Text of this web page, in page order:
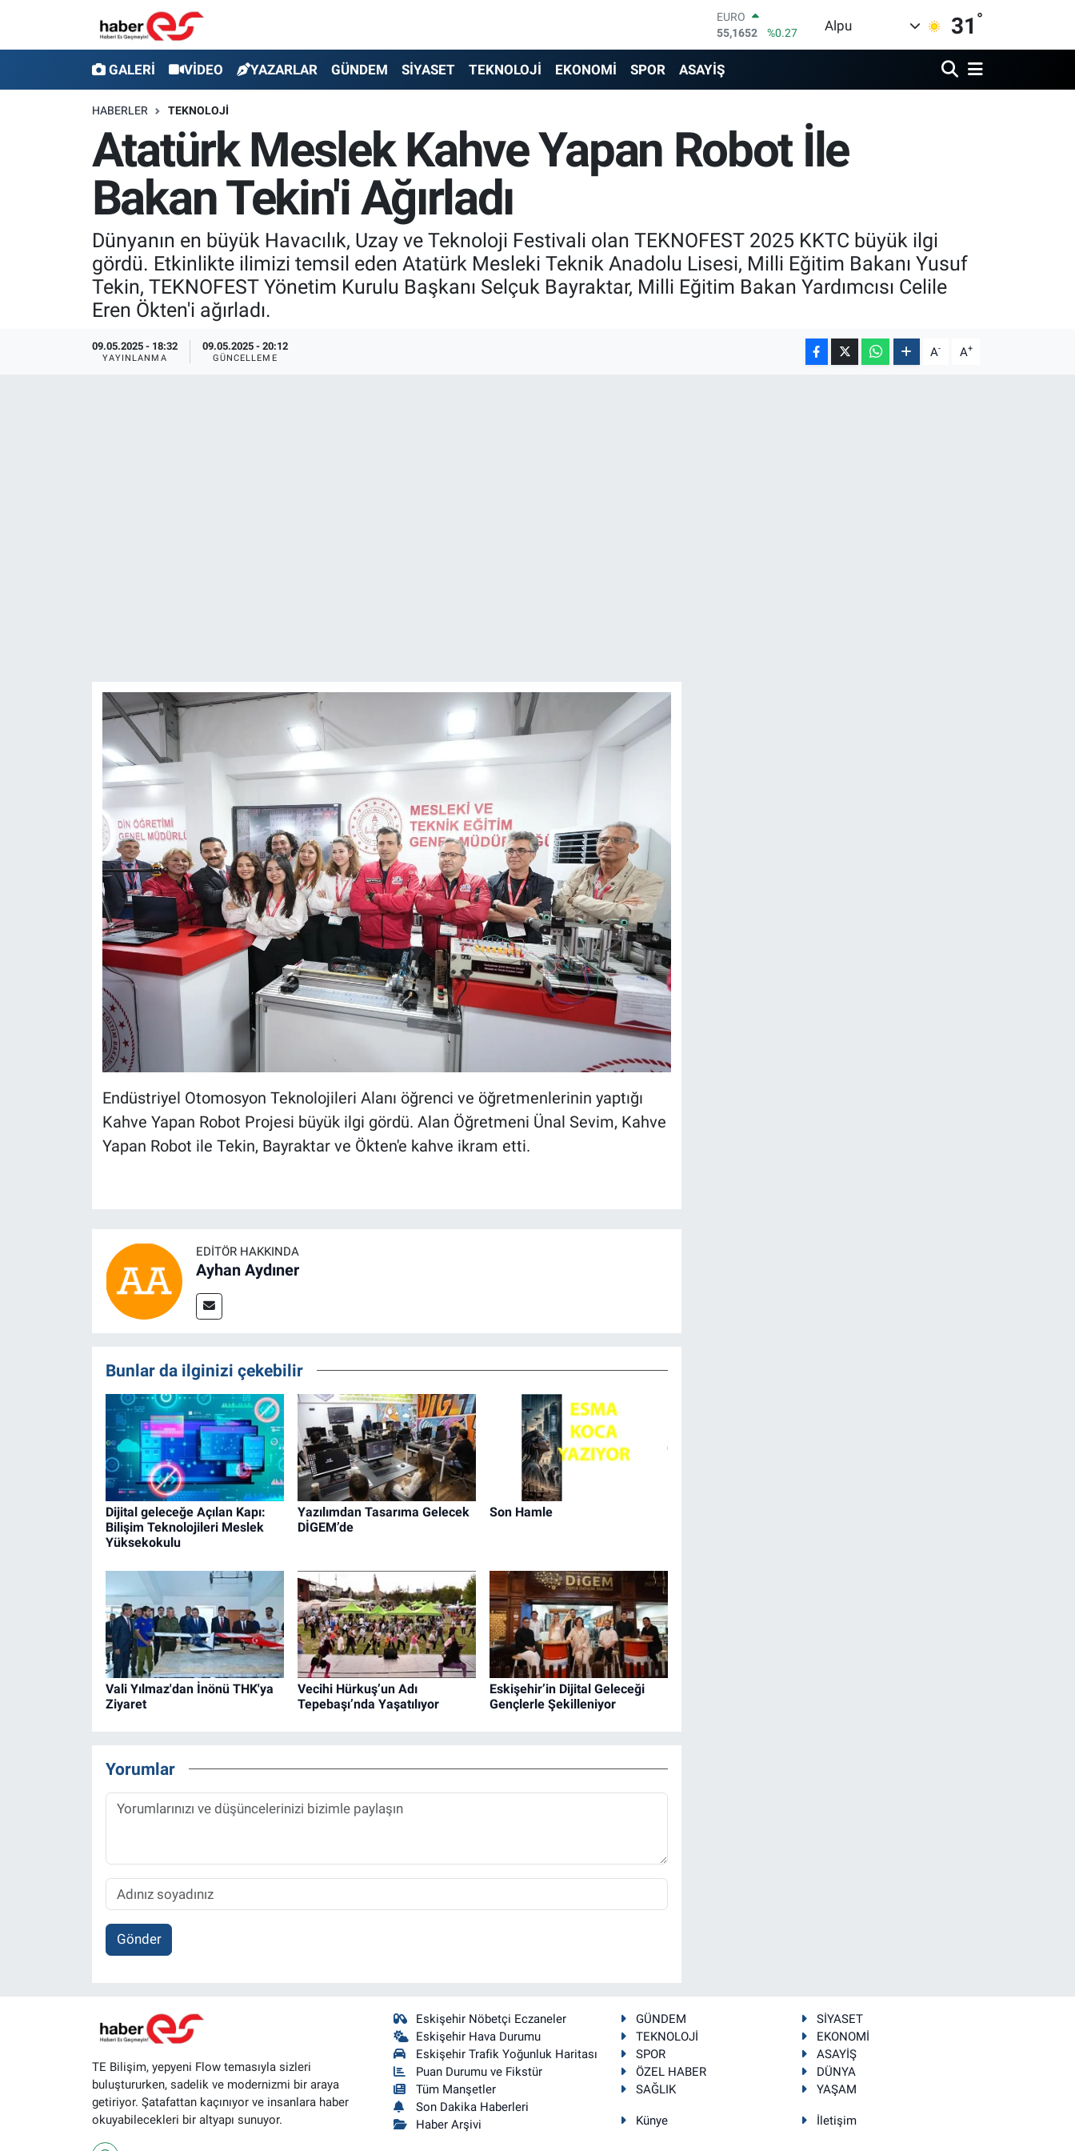
EURO
55,1652
%0.27
STERLİN
64,4046
GRAM ALTIN
13.773
BITCOIN
65.130,04
%1.2
Alpu 31 °
GALERİ VİDEO YAZARLAR GÜNDEM SİYASET TEKNOLOJİ EKONOMİ SPOR ASAYİŞ
HABERLER TEKNOLOJİ
Atatürk Meslek Kahve Yapan Robot İle
Bakan Tekin'i Ağırladı
Dünyanın en büyük Havacılık, Uzay ve Teknoloji Festivali olan TEKNOFEST 2025 KKTC büyük ilgi
gördü. Etkinlikte ilimizi temsil eden Atatürk Mesleki Teknik Anadolu Lisesi, Milli Eğitim Bakanı Yusuf
Tekin, TEKNOFEST Yönetim Kurulu Başkanı Selçuk Bayraktar, Milli Eğitim Bakan Yardımcısı Celile
Eren Ökten'i ağırladı.
09.05.2025 - 18:32
YAYINLANMA
09.05.2025 - 20:12
GÜNCELLEME A- A+
Endüstriyel Otomosyon Teknolojileri Alanı öğrenci ve öğretmenlerinin yaptığı
Kahve Yapan Robot Projesi büyük ilgi gördü. Alan Öğretmeni Ünal Sevim, Kahve
Yapan Robot ile Tekin, Bayraktar ve Ökten'e kahve ikram etti.
EDITÖR HAKKINDA
Ayhan Aydıner
Bunlar da ilginizi çekebilir
Dijital geleceğe Açılan Kapı:
Bilişim Teknolojileri Meslek
Yüksekokulu
Yazılımdan Tasarıma Gelecek
DİGEM’de
Son Hamle
Vali Yılmaz'dan İnönü THK'ya
Ziyaret
Vecihi Hürkuş’un Adı
Tepebaşı’nda Yaşatılıyor
Eskişehir’in Dijital Geleceği
Gençlerle Şekilleniyor
Yorumlar
Gönder
TE Bilişim, yepyeni Flow temasıyla sizleri
buluştururken, sadelik ve modernizmi bir araya
getiriyor. Şatafattan kaçınıyor ve insanlara haber
okuyabilecekleri bir altyapı sunuyor.
Eskişehir Nöbetçi Eczaneler
Eskişehir Hava Durumu
Eskişehir Trafik Yoğunluk Haritası
Puan Durumu ve Fikstür
Tüm Manşetler
Son Dakika Haberleri
Haber Arşivi
GÜNDEM
SİYASET
TEKNOLOJİ
EKONOMİ
SPOR
ASAYİŞ
ÖZEL HABER
DÜNYA
SAĞLIK
YAŞAM
Künye İletişim
YAZARLAR
GÜNDEM
TEKNOLOJİ
EKONOMİ
Eskişehir Nöbetçi Eczaneler
Eskişehir Trafik Yoğunluk Haritası
Süper Lig Puan Durumu ve Fikstür
Son Dakika Haberleri
Haber Arşivi